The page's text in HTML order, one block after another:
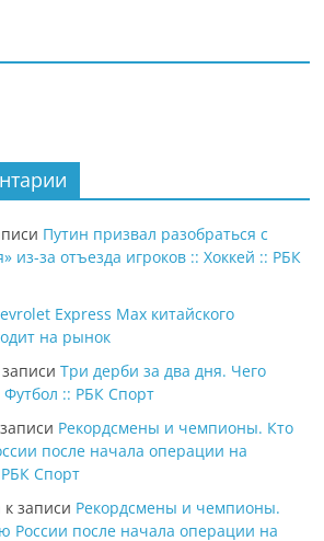
Путин призвал разобраться с
из-за отъезда игроков :: Хоккей :: РБК
Express Max китайского
на рынок
записиТри дерби за два дня. Чего
:: РБК Спорт
Рекордсмены и чемпионы. Кто
после начала операции на
Спорт
к записи Рекордсмены и чемпионы.
России после начала операции на